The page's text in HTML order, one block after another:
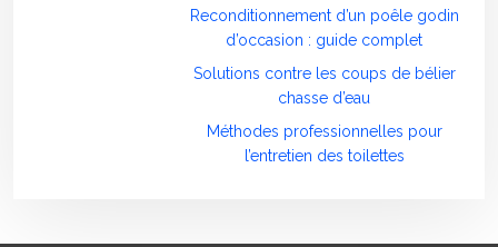
Reconditionnement d’un poêle godin
d’occasion : guide complet
Solutions contre les coups de bélier
chasse d’eau
Méthodes professionnelles pour
l’entretien des toilettes